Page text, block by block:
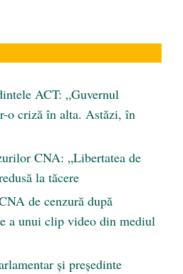
ACT: „Guvernul
o criză în alta. Astăzi, în
CNA: „Libertatea de
la tăcere
de cenzură după
a unui clip video din mediul
și președinte